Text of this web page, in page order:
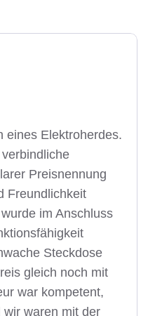
eines Elektroherdes.
Preisnennung
Freundlichkeit
im Anschluss
Steckdose
gleich noch mit
war kompetent,
waren mit der